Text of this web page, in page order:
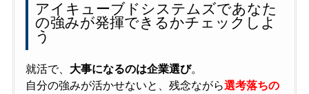
アイキューブドシステムズであなた
の強みが発揮できるかチェックしよ
う
就活で、 大事になるのは企業選び。
自分の強みが活かせないと、残念ながら選考落ちの